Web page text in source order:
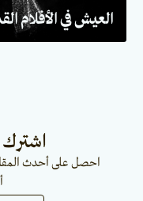
العيش في الأفلام
اشترك
احصل على أحدث